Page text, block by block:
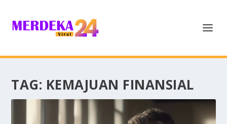
TAG: KEMAJUAN FINANSIAL